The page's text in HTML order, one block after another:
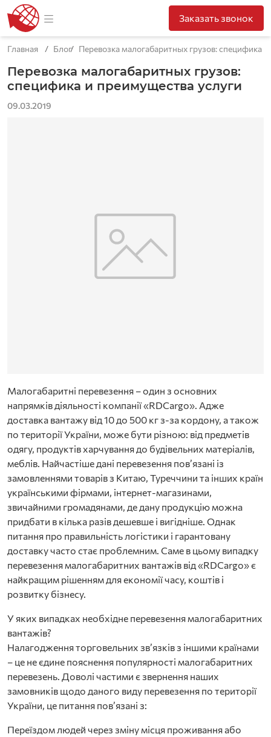
Заказать звонок
Главная Блог Перевозка малогабаритных грузов: специфика
Перевозка малогабаритных грузов:
специфика и преимущества услуги
09.03.2019
Малогабаритні перевезення – один з основних
напрямків діяльності компанії «RDCargo». Адже
доставка вантажу від 10 до 500 кг з-за кордону, а також
по території України, може бути різною: від предметів
одягу, продуктів харчування до будівельних матеріалів,
меблів. Найчастіше дані перевезення пов’язані із
замовленнями товарів з Китаю, Туреччини та інших країн
українськими фірмами, інтернет-магазинами,
звичайними громадянами, де дану продукцію можна
придбати в кілька разів дешевше і вигідніше. Однак
питання про правильність логістики і гарантовану
доставку часто стає проблемним. Саме в цьому випадку
перевезення малогабаритних вантажів від «RDCargo» є
найкращим рішенням для економії часу, коштів і
розвитку бізнесу.
У яких випадках необхідне перевезення малогабаритних
вантажів?
Налагодження торговельних зв’язків з іншими країнами
– це не єдине пояснення популярності малогабаритних
перевезень. Доволі частими є звернення наших
замовників щодо даного виду перевезення по території
України, це питання пов’язані з:
Переїздом людей через зміну місця проживання або